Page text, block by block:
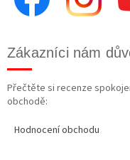
Zákazníci nám
Přečtěte si recenze
obchodě:
Hodnocení obchodu